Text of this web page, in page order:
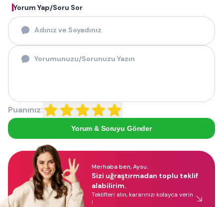
Yorum Yap/Soru Sor
Puanınız:
Yorum & Soruyu Gönder
Merhaba ben, Aysu.
Sizi uğraştırmadan toplu teklif
alabilirim.
Teklifleri alın, kararınızı kolayca verin
!